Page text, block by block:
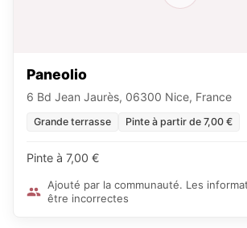
Paneolio
6 Bd Jean Jaurès, 06300 Nice, France
Grande terrasse Pinte à partir de 7,00 €
Pinte à 7,00 €
Ajouté par la communauté. Les
être incorrectes